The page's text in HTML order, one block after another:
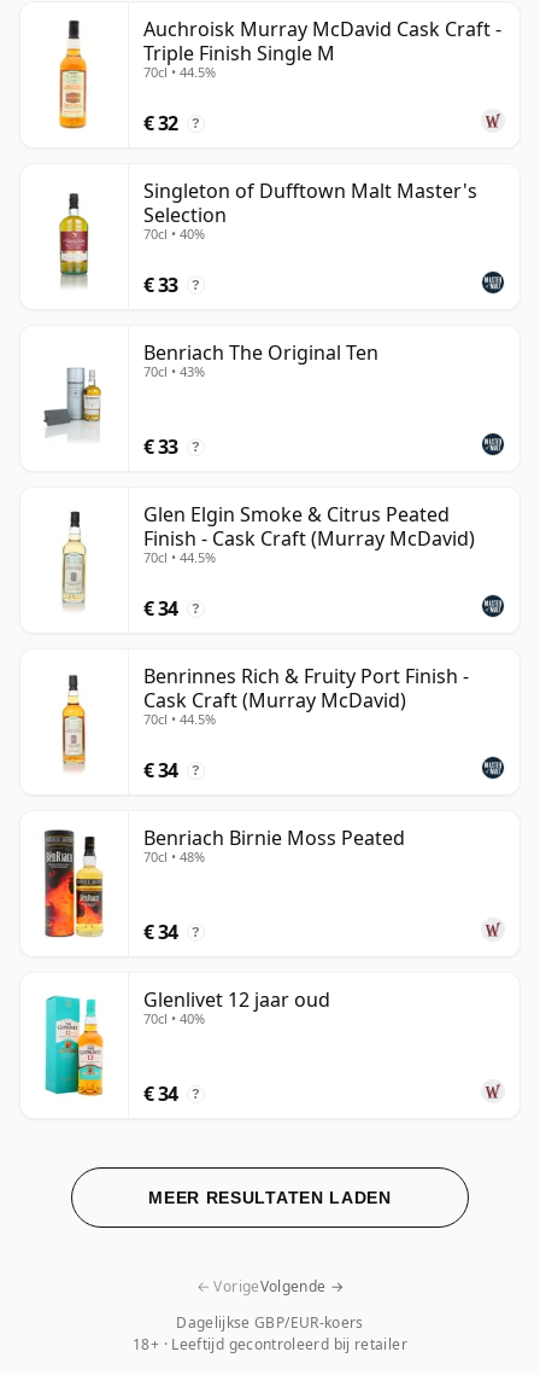
Auchroisk Murray McDavid Cask Craft -
Triple Finish Single M
70cl • 44.5%
€ 32 ?
Singleton of Dufftown Malt Master's
Selection
70cl • 40%
€ 33 ?
Benriach The Original Ten
70cl • 43%
€ 33 ?
Glen Elgin Smoke & Citrus Peated
Finish - Cask Craft (Murray McDavid)
70cl • 44.5%
€ 34 ?
Benrinnes Rich & Fruity Port Finish -
Cask Craft (Murray McDavid)
70cl • 44.5%
€ 34 ?
Benriach Birnie Moss Peated
70cl • 48%
€ 34 ?
Glenlivet 12 jaar oud
70cl • 40%
€ 34 ?
MEER RESULTATEN LADEN
Dagelijkse GBP/EUR-koers
18+ · Leeftijd gecontroleerd bij retailer
← VorigeVolgende →